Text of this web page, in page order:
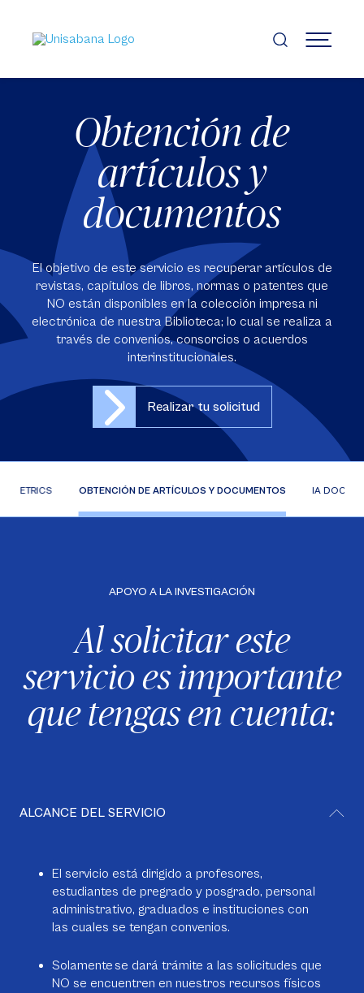
contenido
principal
MENÚ
Obtención de
artículos y
documentos
El objetivo de este servicio es recuperar artículos de
revistas, capítulos de libros, normas o patentes que
NO están disponibles en la colección impresa ni
electrónica de nuestra Biblioteca; lo cual se realiza a
través de convenios, consorcios o acuerdos
interinstitucionales.
Realizar tu solicitud
OBTENCIÓN DE ARTÍCULOS Y DOCUMENTOS IA
APOYO A LA INVESTIGACIÓN
Al solicitar este
servicio es importante
que tengas en cuenta:
ALCANCE DEL SERVICIO
El servicio está dirigido a profesores,
estudiantes de pregrado y posgrado, personal
administrativo, graduados e instituciones con
las cuales se tengan convenios.
Solamente se dará trámite a las solicitudes que
NO se encuentren en nuestros recursos físicos